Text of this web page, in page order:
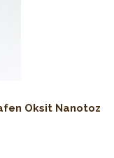
Oksit Nanotoz